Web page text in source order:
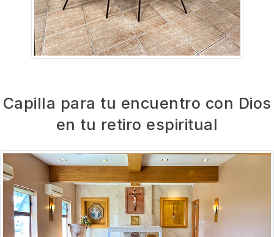
Capilla para tu encuentro con Dios
en tu retiro espiritual